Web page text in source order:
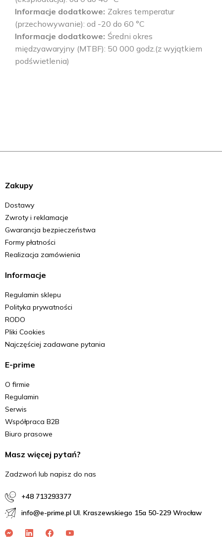
Informacje dodatkowe Zakres temperatur
(przechowywanie): od -20 do 60 °C
Informacje dodatkowe Średni okres
międzyawaryjny (MTBF): 50 000 godz.(z wyjątkiem
podświetlenia)
Zakupy
Dostawy
Zwroty i reklamacje
Gwarancja bezpieczeństwa
Formy płatności
Realizacja zamówienia
Informacje
Regulamin sklepu
Polityka prywatności
RODO
Pliki Cookies
Najczęściej zadawane pytania
E-prime
O firmie
Regulamin
Serwis
Współpraca B2B
Biuro prasowe
Masz więcej pytań?
Zadzwoń lub napisz do nas
+48 713293377
info@e-prime.pl Ul. Kraszewskiego 15a 50-229 Wrocław